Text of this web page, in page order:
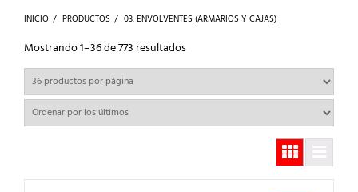
INICIO PRODUCTOS 03. ENVOLVENTES (ARMARIOS Y CAJAS)
Mostrando 1–36 de 773 resultadosOrdenado
por
últimos